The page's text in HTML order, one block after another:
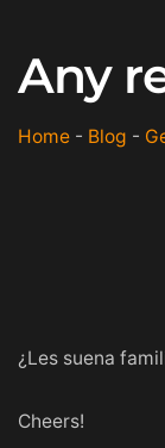
Any
Home - Blog -
¿Les suena
Cheers!